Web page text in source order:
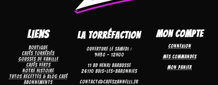
Liens
Boutique
Cafés torréfiés
Gousses de Vanille
Cafés verts
Notre Histoire
Tutos recettes & Blog café
Abonnements
La torréfaction
Ouverture le samedi :
9h30 – 12h00
11 bd Henri Barbusse
26170 Buis-Les-Baronnies
contact@cafeszannelli.fr
Mon Compte
Connexion
Mes commandes
Mon panier